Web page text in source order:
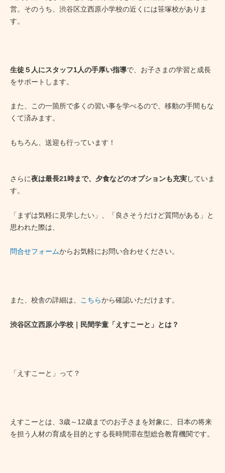
営。そのうち、渋谷区立西原小学校の近くには笹塚校がありま
す。
生徒５人にスタッフ1人の手厚い指導で、お子さまの学習と成長
をサポートします。
また、この一箇所で多くの習い事を学べるので、移動の手間もな
くて済みます。
もちろん、送迎も行っています！
さらに夜は最長21時まで、夕食などのオプションも充実していま
す。
「まずは気軽に見学したい」、「良さそうだけど質問がある」と
思われた際は、
問合せフォームからお気軽にお問い合わせください。
また、校舎の詳細は、 こちらから確認いただけます。
渋谷区立西原小学校｜民間学童「えすこーと」とは？
「えすこーと」って？
えすこーとは、3歳～12歳までのお子さまを対象に、日本の将来
を担う人材の育成を目的とする長時間滞在型総合教育機関です。